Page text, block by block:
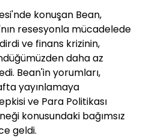
konuşan Bean,
resesyonla mücadelede
ve finans krizinin,
daha az
Bean'in yorumları,
yayınlamaya
ve Para Politikası
konusundaki bağımsız
geldi.